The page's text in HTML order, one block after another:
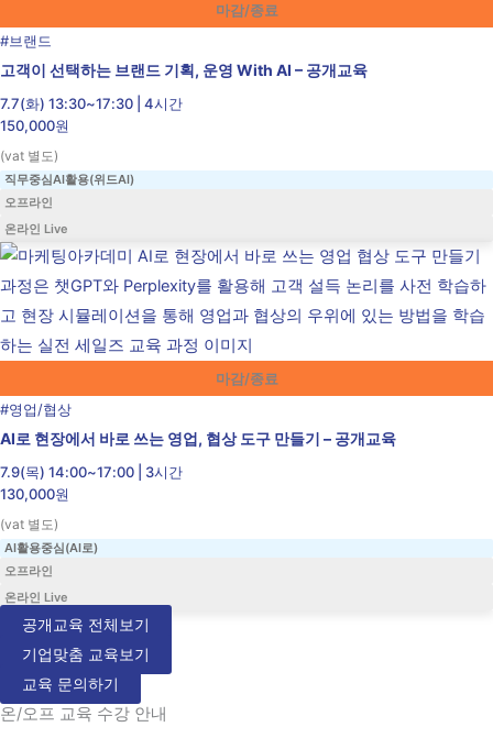
마감/종료
#브랜드
고객이 선택하는 브랜드 기획, 운영 With AI – 공개교육
7.7(화) 13:30~17:30 | 4시간
150,000원
(vat 별도)
직무중심AI활용(위드AI)
오프라인
온라인 Live
마감/종료
#영업/협상
AI로 현장에서 바로 쓰는 영업, 협상 도구 만들기 – 공개교육
7.9(목) 14:00~17:00 | 3시간
130,000원
(vat 별도)
AI활용중심(AI로)
오프라인
온라인 Live
공개교육 전체보기
기업맞춤 교육보기
교육 문의하기
온/오프 교육 수강 안내